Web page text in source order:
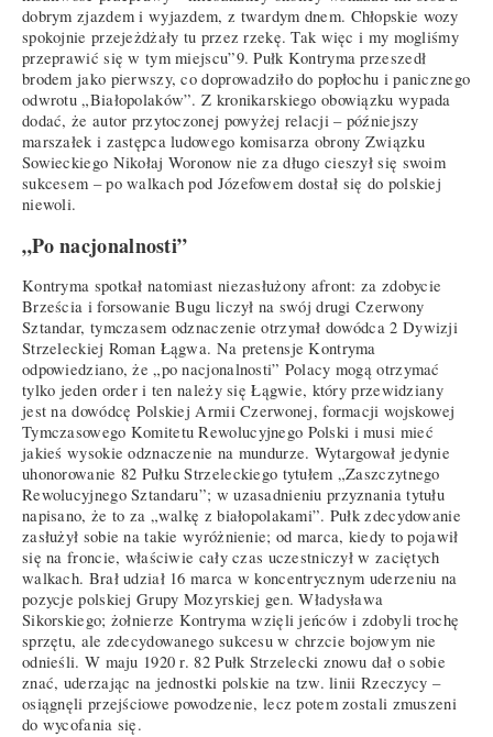
dobrym zjazdem i wyjazdem, z twardym dnem. Chłopskie wozy
spokojnie przejeżdżały tu przez rzekę. Tak więc i my mogliśmy
przeprawić się w tym miejscu”9. Pułk Kontryma przeszedł
brodem jako pierwszy, co doprowadziło do popłochu i panicznego
odwrotu „Białopolaków”. Z kronikarskiego obowiązku wypada
dodać, że autor przytoczonej powyżej relacji – późniejszy
marszałek i zastępca ludowego komisarza obrony Związku
Sowieckiego Nikołaj Woronow nie za długo cieszył się swoim
sukcesem – po walkach pod Józefowem dostał się do polskiej
niewoli.
„Po nacjonalnosti”
Kontryma spotkał natomiast niezasłużony afront: za zdobycie
Brześcia i forsowanie Bugu liczył na swój drugi Czerwony
Sztandar, tymczasem odznaczenie otrzymał dowódca 2 Dywizji
Strzeleckiej Roman Łągwa. Na pretensje Kontryma
odpowiedziano, że „po nacjonalnosti” Polacy mogą otrzymać
tylko jeden order i ten należy się Łągwie, który przewidziany
jest na dowódcę Polskiej Armii Czerwonej, formacji wojskowej
Tymczasowego Komitetu Rewolucyjnego Polski i musi mieć
jakieś wysokie odznaczenie na mundurze. Wytargował jedynie
uhonorowanie 82 Pułku Strzeleckiego tytułem „Zaszczytnego
Rewolucyjnego Sztandaru”; w uzasadnieniu przyznania tytułu
napisano, że to za „walkę z białopolakami”. Pułk zdecydowanie
zasłużył sobie na takie wyróżnienie; od marca, kiedy to pojawił
się na froncie, właściwie cały czas uczestniczył w zaciętych
walkach. Brał udział 16 marca w koncentrycznym uderzeniu na
pozycje polskiej Grupy Mozyrskiej gen. Władysława
Sikorskiego; żołnierze Kontryma wzięli jeńców i zdobyli trochę
sprzętu, ale zdecydowanego sukcesu w chrzcie bojowym nie
odnieśli. W maju 1920 r. 82 Pułk Strzelecki znowu dał o sobie
znać, uderzając na jednostki polskie na tzw. linii Rzeczycy –
osiągnęli przejściowe powodzenie, lecz potem zostali zmuszeni
do wycofania się.